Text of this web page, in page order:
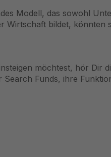
Modell, das sowohl
Wirtschaft bildet,
möchtest, hör Dir
Funds, ihre